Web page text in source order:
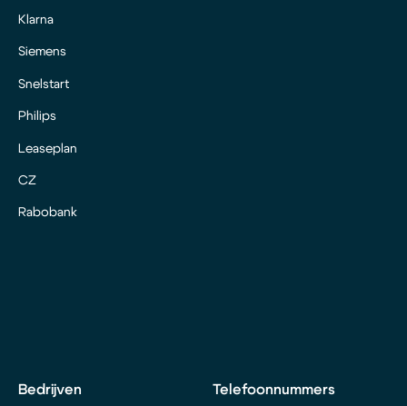
Klarna
Siemens
Snelstart
Philips
Leaseplan
CZ
Rabobank
Bedrijven Telefoonnummers